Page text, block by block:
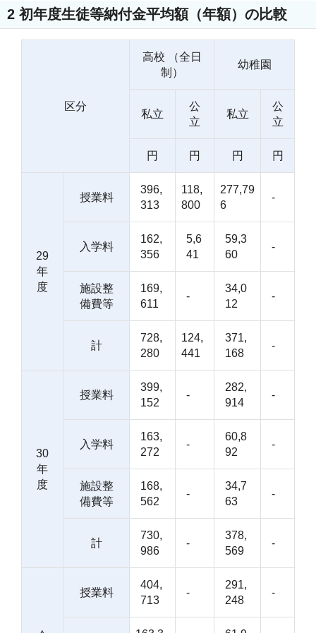
2 初年度生徒等納付金平均額（年額）の比較
区分
高校 （全日
制）
幼稚園
私立
公
立
私立
公
立
円 円 円 円
29
年
度
授業料
396,
313
118,
800
277,79
6
-
入学料
162,
356
5,6
41
59,3
60
-
施設整
備費等
169,
611
-
34,0
12
-
計
728,
280
124,
441
371,
168
-
30
年
度
授業料
399,
152
-
282,
914
-
入学料
163,
272
-
60,8
92
-
施設整
備費等
168,
562
-
34,7
63
-
計
730,
986
-
378,
569
-
授業料
404,
713
-
291,
248
-